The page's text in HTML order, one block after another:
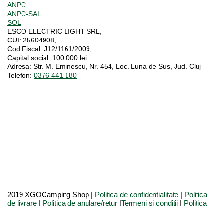
ANPC
ANPC-SAL
SOL
ESCO ELECTRIC LIGHT SRL,
CUI: 25604908,
Cod Fiscal: J12/1161/2009,
Capital social: 100 000 lei
Adresa: Str. M. Eminescu, Nr. 454, Loc. Luna de Sus, Jud. Cluj
Telefon: 0376 441 180
2019 XGOCamping Shop | Politica de confidentialitate | Politica
de livrare | Politica de anulare/retur |Termeni si conditii | Politica